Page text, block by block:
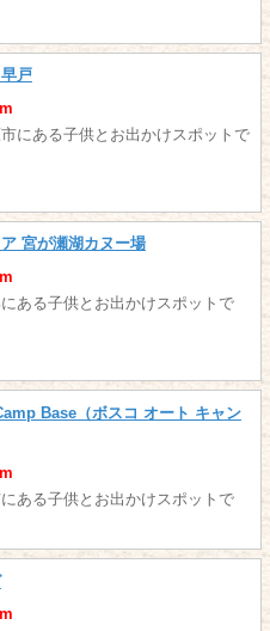
戸
にある子供とお出かけスポットで
宮が瀬湖カヌー場
ある子供とお出かけスポットで
Base（ボスコ オート キャン
ある子供とお出かけスポットで